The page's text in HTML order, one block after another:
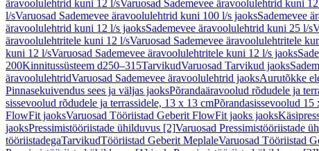
äravoolulehtrid kuni 12 l/sVaruosad Sademevee äravoolulehtrid kuni
l/sVaruosad Sademevee äravoolulehtrid kuni 100 l/s jaoksSademevee
äravoolulehtrid kuni 12 l/s jaoksSademevee äravoolulehtrid kuni 25 l/s
äravoolulehtritele kuni 12 l/sVaruosad Sademevee äravoolulehtritele
kuni 12 l/sVaruosad Sademevee äravoolulehtritele kuni 12 l/s jaoks
200Kinnitussüsteem d250–315TarvikudVaruosad Tarvikud jaoks
äravoolulehtridVaruosad Sademevee äravoolulehtrid jaoksAurutõkke
Pinnasekuivendus sees ja väljas jaoksPõrandaäravoolud rõdudele ja
sissevoolud rõdudele ja terrassidele, 13 x 13 cmPõrandasissevoolud 15
FlowFit jaoksVaruosad Tööriistad Geberit FlowFit jaoks jaoks
jaoksPressimistööriistade ühilduvus [2]Varuosad Pressimistööriistade
tööriistadegaTarvikudTööriistad Geberit MeplaleVaruosad Tööriistad